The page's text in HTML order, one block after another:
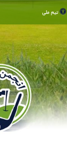
تیم ملی